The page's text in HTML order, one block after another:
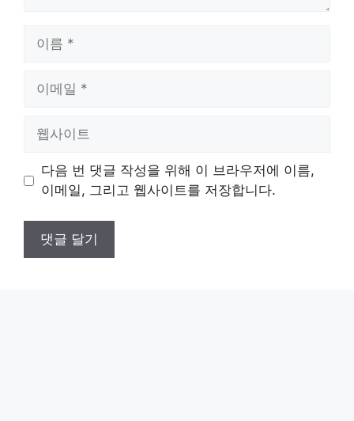
트
다음 번 댓글 작성을 위해 이 브라우저에 이름,
이메일, 그리고 웹사이트를 저장합니다.